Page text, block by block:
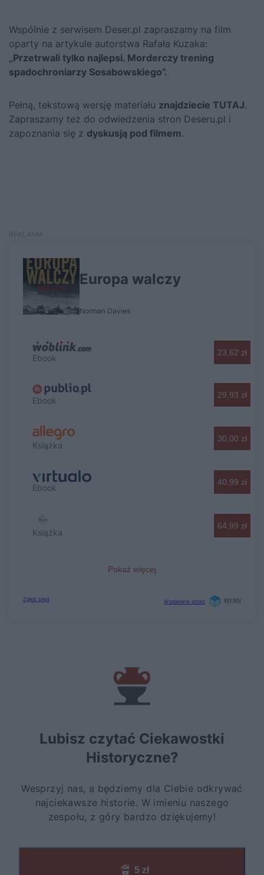
Wspólnie z serwisem Deser.pl zapraszamy na film
oparty na artykule autorstwa Rafała Kuzaka:
„Przetrwali tylko najlepsi. Morderczy trening
spadochroniarzy Sosabowskiego”.
Pełną, tekstową wersję materiału znajdziecie TUTAJ.
Zapraszamy też do odwiedzenia stron Deseru.pl i
zapoznania się z dyskusją pod filmem.